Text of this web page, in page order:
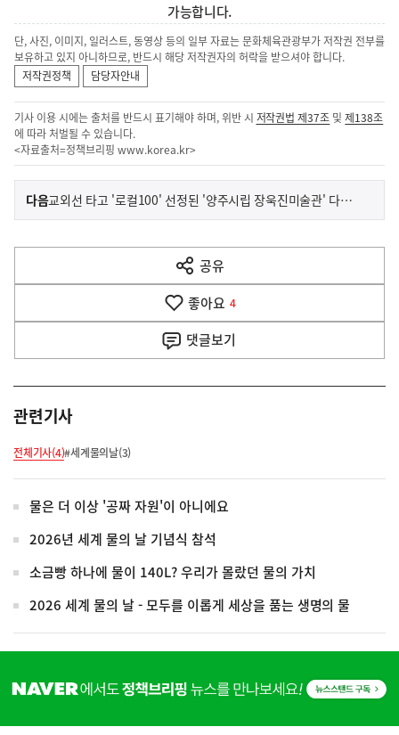
가능합니다.
단, 사진, 이미지, 일러스트, 동영상 등의 일부 자료는 문화체육관광부가 저작권 전부를
보유하고 있지 아니하므로, 반드시 해당 저작권자의 허락을 받으셔야 합니다.
저작권정책
담당자안내
기사 이용 시에는 출처를 반드시 표기해야 하며, 위반 시 저작권법 제37조 및제138조
에 따라 처벌될 수 있습니다.
<자료출처=정책브리핑 www.korea.kr>
이
전
다
음
다음기
교외선 타고 '로컬100' 선정된 '양주시립 장욱진미술관' 다녀왔어요
공유
열
기
좋아요 4
댓글보기
관련기사
전체기사(4)#세계물의날(3)
물은 더 이상 '공짜 자원'이 아니에요
2026년 세계 물의 날 기념식 참석
소금빵 하나에 물이 140L? 우리가 몰랐던 물의 가치
2026 세계 물의 날 - 모두를 이롭게 세상을 품는 생명의 물
단
배
(설명) 프레시안, "인신매매방지법 걸린 '우즈벡 인력 송출'...성평등부,노동·법무부에 개선 요청" 관련